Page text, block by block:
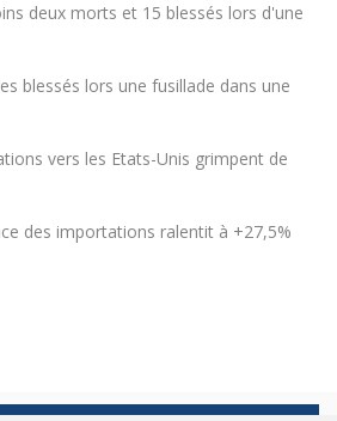
deux morts et 15 blessés lors d'une
blessés lors une fusillade dans une
vers les Etats-Unis grimpent de
des importations ralentit à +27,5%